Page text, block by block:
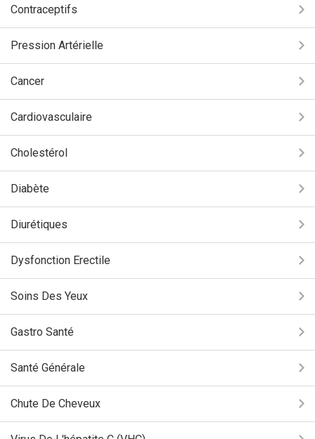
Contraceptifs
Pression Artérielle
Cancer
Cardiovasculaire
Cholestérol
Diabète
Diurétiques
Dysfonction Erectile
Soins Des Yeux
Gastro Santé
Santé Générale
Chute De Cheveux